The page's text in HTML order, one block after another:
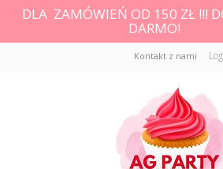
DLA ZAMÓWIEŃ OD 150 ZŁ !!!
DARMO!
Kontakt z nami